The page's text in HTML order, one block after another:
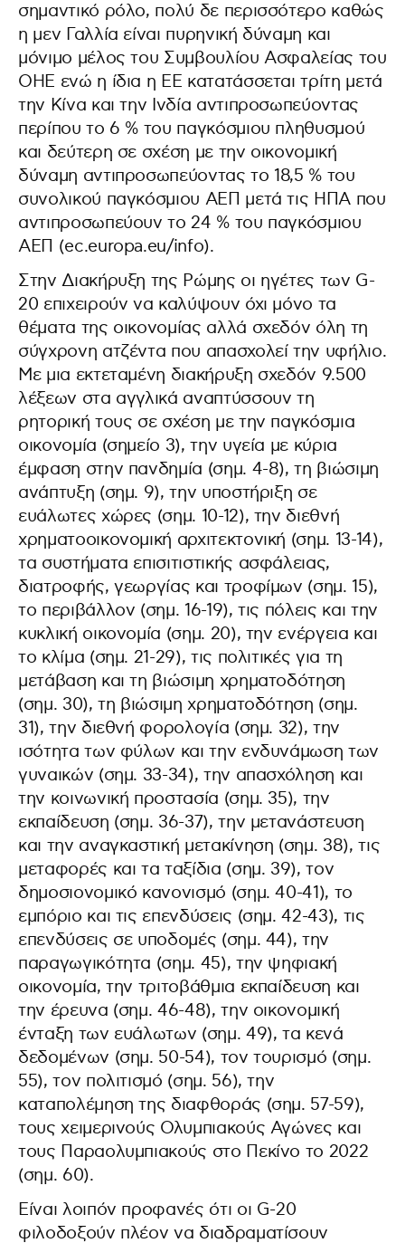
σημαντικό ρόλο, πολύ δε περισσότερο καθώς
η μεν Γαλλία είναι πυρηνική δύναμη και
μόνιμο μέλος του Συμβουλίου Ασφαλείας του
ΟΗΕ ενώ η ίδια η ΕΕ κατατάσσεται τρίτη μετά
την Κίνα και την Ινδία αντιπροσωπεύοντας
περίπου το 6 % του παγκόσμιου πληθυσμού
και δεύτερη σε σχέση με την οικονομική
δύναμη αντιπροσωπεύοντας το 18,5 % του
συνολικού παγκόσμιου ΑΕΠ μετά τις ΗΠΑ που
αντιπροσωπεύουν το 24 % του παγκόσμιου
ΑΕΠ (ec.europa.eu/info).
Στην Διακήρυξη της Ρώμης οι ηγέτες των G-
20 επιχειρούν να καλύψουν όχι μόνο τα
θέματα της οικονομίας αλλά σχεδόν όλη τη
σύγχρονη ατζέντα που απασχολεί την υφήλιο.
Με μια εκτεταμένη διακήρυξη σχεδόν 9.500
λέξεων στα αγγλικά αναπτύσσουν τη
ρητορική τους σε σχέση με την παγκόσμια
οικονομία (σημείο 3), την υγεία με κύρια
έμφαση στην πανδημία (σημ. 4-8), τη βιώσιμη
ανάπτυξη (σημ. 9), την υποστήριξη σε
ευάλωτες χώρες (σημ. 10-12), την διεθνή
χρηματοοικονομική αρχιτεκτονική (σημ. 13-14),
τα συστήματα επισιτιστικής ασφάλειας,
διατροφής, γεωργίας και τροφίμων (σημ. 15),
το περιβάλλον (σημ. 16-19), τις πόλεις και την
κυκλική οικονομία (σημ. 20), την ενέργεια και
το κλίμα (σημ. 21-29), τις πολιτικές για τη
μετάβαση και τη βιώσιμη χρηματοδότηση
(σημ. 30), τη βιώσιμη χρηματοδότηση (σημ.
31), την διεθνή φορολογία (σημ. 32), την
ισότητα των φύλων και την ενδυνάμωση των
γυναικών (σημ. 33-34), την απασχόληση και
την κοινωνική προστασία (σημ. 35), την
εκπαίδευση (σημ. 36-37), την μετανάστευση
και την αναγκαστική μετακίνηση (σημ. 38), τις
μεταφορές και τα ταξίδια (σημ. 39), τον
δημοσιονομικό κανονισμό (σημ. 40-41), το
εμπόριο και τις επενδύσεις (σημ. 42-43), τις
επενδύσεις σε υποδομές (σημ. 44), την
παραγωγικότητα (σημ. 45), την ψηφιακή
οικονομία, την τριτοβάθμια εκπαίδευση και
την έρευνα (σημ. 46-48), την οικονομική
ένταξη των ευάλωτων (σημ. 49), τα κενά
δεδομένων (σημ. 50-54), τον τουρισμό (σημ.
55), τον πολιτισμό (σημ. 56), την
καταπολέμηση της διαφθοράς (σημ. 57-59),
τους χειμερινούς Ολυμπιακούς Αγώνες και
τους Παραολυμπιακούς στο Πεκίνο το 2022
(σημ. 60).
Είναι λοιπόν προφανές ότι οι G-20
φιλοδοξούν πλέον να διαδραματίσουν